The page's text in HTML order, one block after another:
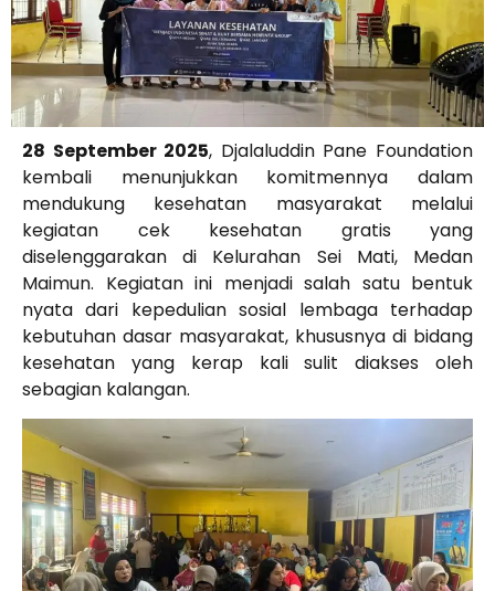
28 September 2025, Djalaluddin Pane Foundation
kembali menunjukkan komitmennya dalam
mendukung kesehatan masyarakat melalui
kegiatan cek kesehatan gratis yang
diselenggarakan di Kelurahan Sei Mati, Medan
Maimun. Kegiatan ini menjadi salah satu bentuk
nyata dari kepedulian sosial lembaga terhadap
kebutuhan dasar masyarakat, khususnya di bidang
kesehatan yang kerap kali sulit diakses oleh
sebagian kalangan.